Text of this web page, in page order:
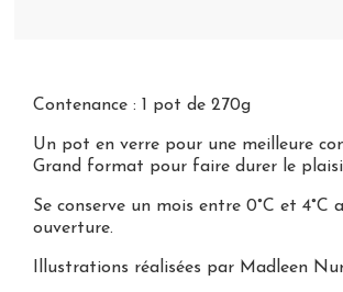
Contenance : 1 pot de 270g
Un pot en verre pour une meilleure
Grand format pour faire durer le
Se conserve un mois entre 0°C et 4°C
ouverture.
Illustrations réalisées par Madleen